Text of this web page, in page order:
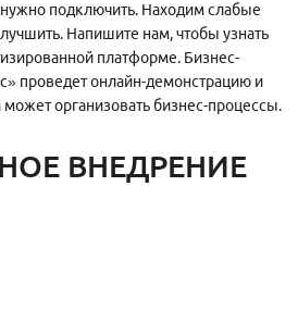
подключить. Находим слабые
Напишите нам, чтобы узнать
платформе. Бизнес-
проведет онлайн-демонстрацию и
организовать бизнес-процессы.
ВНЕДРЕНИЕ